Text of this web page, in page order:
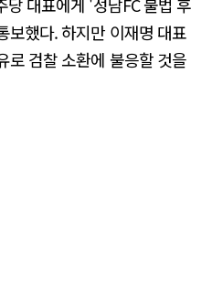
보했다. 하지만 이재명 대표
로 검찰 소환에 불응할 것을